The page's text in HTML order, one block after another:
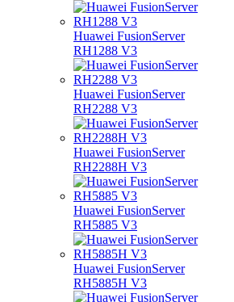
Huawei FusionServer
RH1288 V3
Huawei FusionServer
RH2288 V3
Huawei FusionServer
RH2288H V3
Huawei FusionServer
RH5885 V3
Huawei FusionServer
RH5885H V3